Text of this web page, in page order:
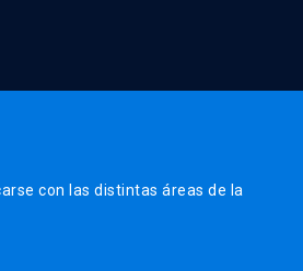
con las distintas áreas de la